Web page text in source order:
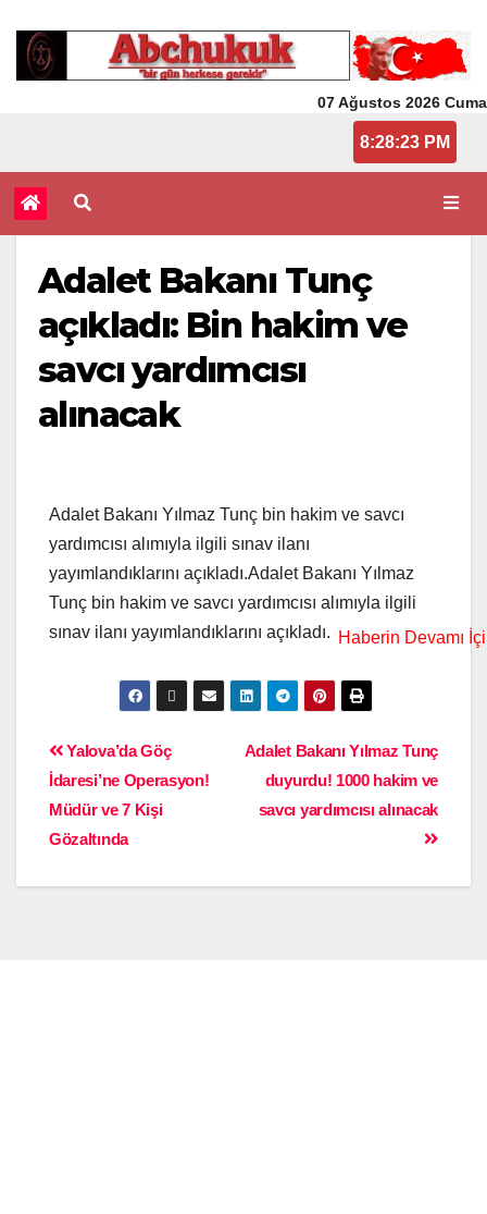
07 Ağustos 2026 Cuma
8:28:23 PM
Adalet Bakanı Tunç
açıkladı: Bin hakim ve
savcı yardımcısı
alınacak
Adalet Bakanı Yılmaz Tunç bin hakim ve savcı
yardımcısı alımıyla ilgili sınav ilanı
yayımlandıklarını açıkladı.Adalet Bakanı Yılmaz
Tunç bin hakim ve savcı yardımcısı alımıyla ilgili
sınav ilanı yayımlandıklarını açıkladı.
Adalet Bakanı Yılmaz Tunç
duyurdu! 1000 hakim ve
savcı yardımcısı alınacak
Yalova’da Göç
İdaresi’ne Operasyon!
Müdür ve 7 Kişi
Gözaltında